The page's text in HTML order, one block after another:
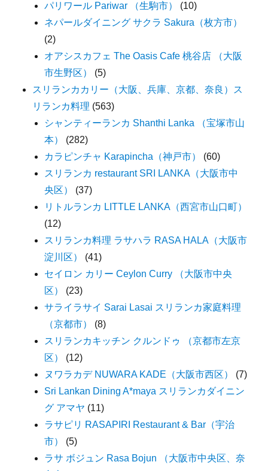
パリワール Pariwar （生駒市）
(10)
ネパールダイニング サクラ Sakura（枚方市）
(2)
オアシスカフェ The Oasis Cafe 桃谷店 （大阪
市生野区）
(5)
スリランカカリー（大阪、兵庫、京都、奈良）ス
リランカ料理 (563)
シャンティーランカ Shanthi Lanka （宝塚市山
本）
(282)
カラピンチャ Karapincha（神戸市）
(60)
スリランカ restaurant SRI LANKA（大阪市中
央区）
(37)
リトルランカ LITTLE LANKA（西宮市山口町）
(12)
スリランカ料理 ラサハラ RASA HALA（大阪市
淀川区）
(41)
セイロン カリー Ceylon Curry （大阪市中央
区）
(23)
サライラサイ Sarai Lasai スリランカ家庭料理
（京都市）
(8)
スリランカキッチン クルンドゥ （京都市左京
区）
(12)
ヌワラカデ NUWARA KADE（大阪市西区）
(7)
Sri Lankan Dining A*maya スリランカダイニン
グ アマヤ (11)
ラサピリ RASAPIRI Restaurant & Bar（宇治
市）
(5)
ラサ ボジュン Rasa Bojun （大阪市中央区、奈